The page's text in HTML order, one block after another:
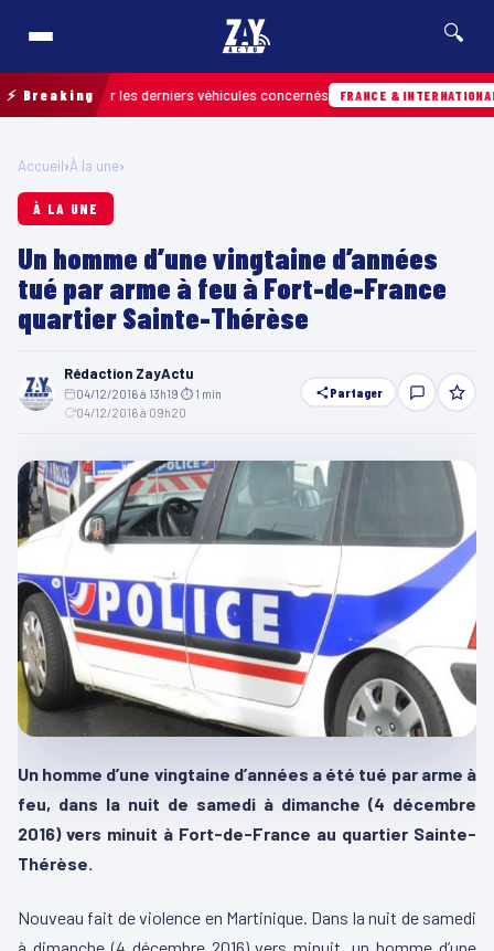
🔍
⚡ Breaking
retrouver les derniers véhicules concernés FRANCE & INTERNATIONALE
Accueil›À la une›
À LA UNE
Un homme d’une vingtaine d’années
tué par arme à feu à Fort-de-France
quartier Sainte-Thérèse
Rédaction ZayActu
04/12/2016 à 13h19 ⏱ 1 min
04/12/2016 à 09h20
Partager
Un homme d’une vingtaine d’années a été tué par arme à
feu, dans la nuit de samedi à dimanche (4 décembre
2016) vers minuit à Fort-de-France au quartier Sainte-
Thérèse.
Nouveau fait de violence en Martinique. Dans la nuit de samedi
à dimanche (4 décembre 2016) vers minuit, un homme d’une